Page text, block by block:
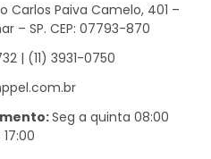
Carlos Paiva Camelo, 401 –
– SP. CEP: 07793-870
| (11) 3931-0750
Seg a quinta 08:00